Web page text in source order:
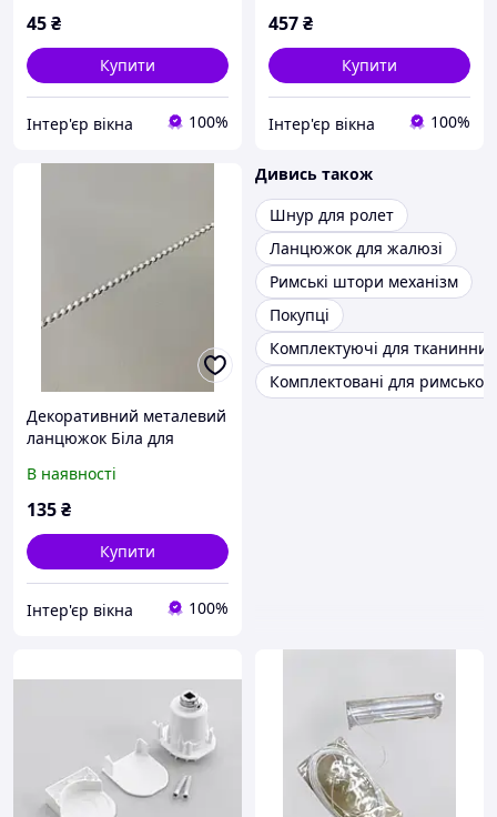
45₴
Купити
Інтер'єр вікна 100%
457₴
Купити
Інтер'єр вікна 100%
Декоративний металевий
ланцюжок Біла для
В наявності
135₴
Купити
Інтер'єр вікна 100%
Дивись також
Шнур для ролет
Ланцюжок для жалюзі
Римські штори механізм
Покупці
Комплектуючі для
Комплектовані для